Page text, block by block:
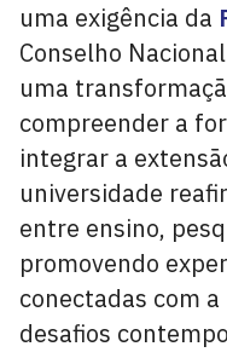
uma exigência da
Conselho
uma
compreender a
integrar a
universidade
entre ensino,
promovendo
conectadas com
desafios